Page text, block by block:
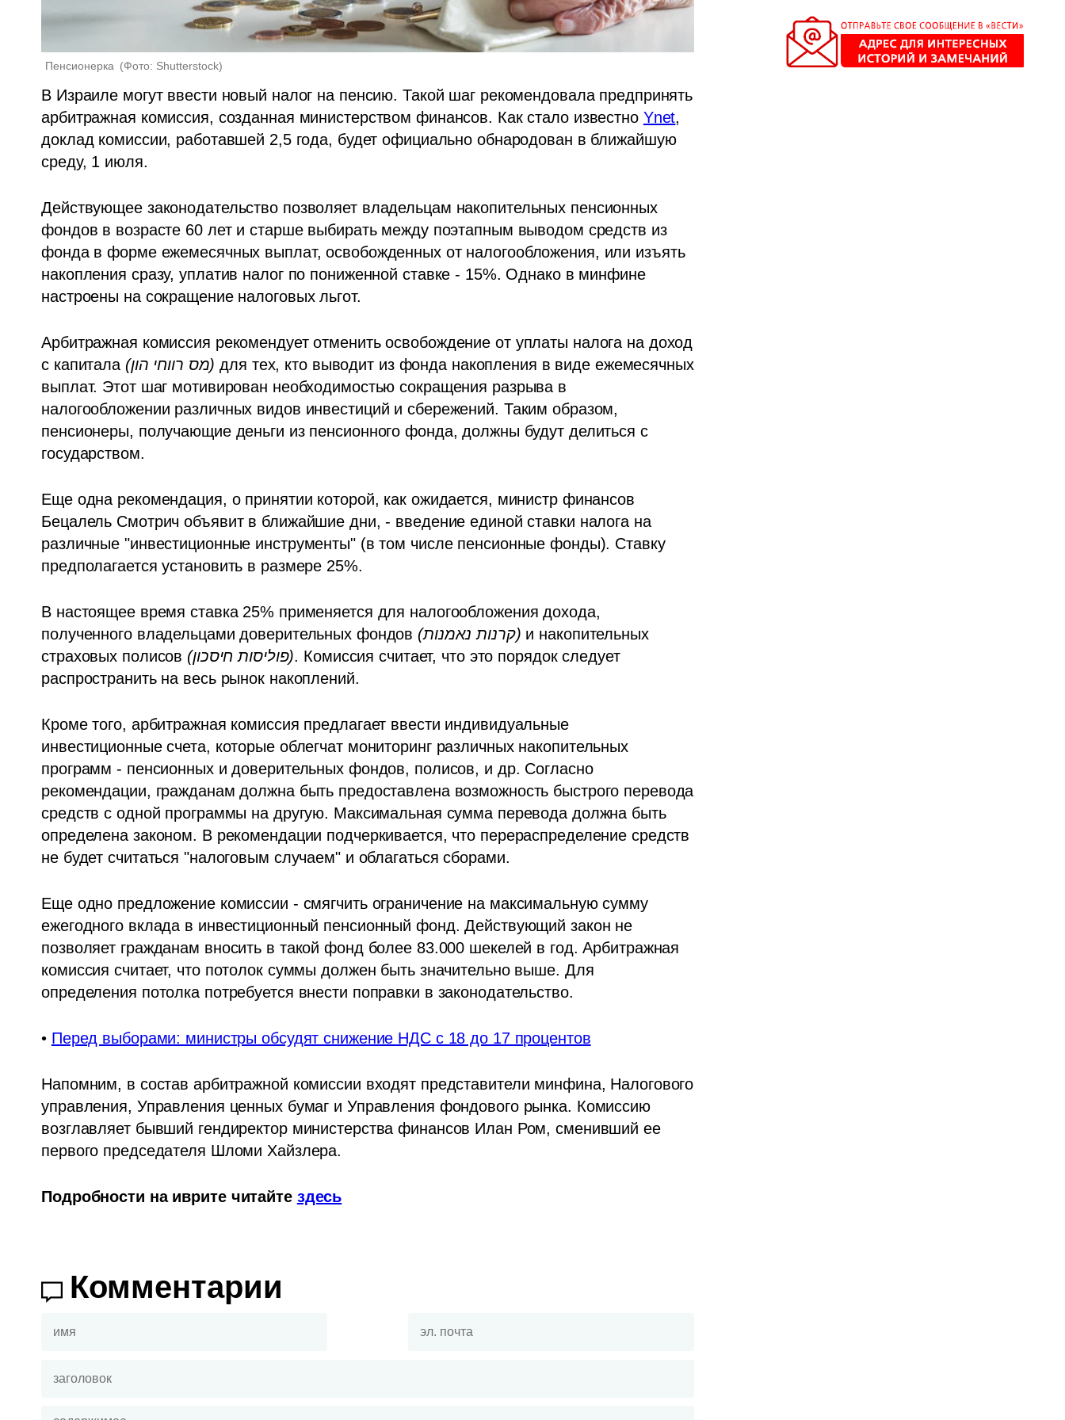
Пенсионерка (Фото: Shutterstock)
В Израиле могут ввести новый налог на пенсию. Такой шаг рекомендовала предпринять
арбитражная комиссия, созданная министерством финансов. Как стало известно Ynet,
доклад комиссии, работавшей 2,5 года, будет официально обнародован в ближайшую
среду, 1 июля.
Действующее законодательство позволяет владельцам накопительных пенсионных
фондов в возрасте 60 лет и старше выбирать между поэтапным выводом средств из
фонда в форме ежемесячных выплат, освобожденных от налогообложения, или изъять
накопления сразу, уплатив налог по пониженной ставке - 15%. Однако в минфине
настроены на сокращение налоговых льгот.
Арбитражная комиссия рекомендует отменить освобождение от уплаты налога на доход
с капитала
(מס רווחי הון) для тех, кто выводит из фонда накопления в виде ежемесячных
выплат. Этот шаг мотивирован необходимостью сокращения разрыва в
налогообложении различных видов инвестиций и сбережений. Таким образом,
пенсионеры, получающие деньги из пенсионного фонда, должны будут делиться с
государством.
Еще одна рекомендация, о принятии которой, как ожидается, министр финансов
Бецалель Смотрич объявит в ближайшие дни, - введение единой ставки налога на
различные "инвестиционные инструменты" (в том числе пенсионные фонды). Ставку
предполагается установить в размере 25%.
В настоящее время ставка 25% применяется для налогообложения дохода,
полученного владельцами доверительных фондов
(קרנות נאמנות) и накопительных
страховых полисов
(פוליסות חיסכון). Комиссия считает, что это порядок следует
распространить на весь рынок накоплений.
Кроме того, арбитражная комиссия предлагает ввести индивидуальные
инвестиционные счета, которые облегчат мониторинг различных накопительных
программ - пенсионных и доверительных фондов, полисов, и др. Согласно
рекомендации, гражданам должна быть предоставлена возможность быстрого перевода
средств с одной программы на другую. Максимальная сумма перевода должна быть
определена законом. В рекомендации подчеркивается, что перераспределение средств
не будет считаться "налоговым случаем" и облагаться сборами.
Еще одно предложение комиссии - смягчить ограничение на максимальную сумму
ежегодного вклада в инвестиционный пенсионный фонд. Действующий закон не
позволяет гражданам вносить в такой фонд более 83.000 шекелей в год. Арбитражная
комиссия считает, что потолок суммы должен быть значительно выше. Для
определения потолка потребуется внести поправки в законодательство.
• Перед выборами: министры обсудят снижение НДС с 18 до 17 процентов
Напомним, в состав арбитражной комиссии входят представители минфина, Налогового
управления, Управления ценных бумаг и Управления фондового рынка. Комиссию
возглавляет бывший гендиректор министерства финансов Илан Ром, сменивший ее
первого председателя Шломи Хайзлера.
Подробности на иврите читайте здесь
Комментарии